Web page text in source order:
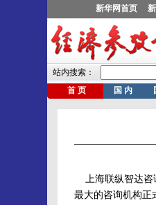
上海联纵智达咨
最大的咨询机构正